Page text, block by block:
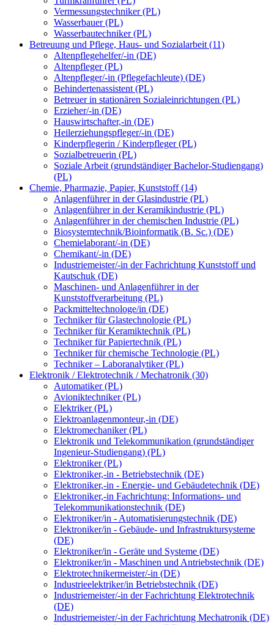
Vermessungstechniker (PL)
Wasserbauer (PL)
Wasserbautechniker (PL)
Betreuung und Pflege, Haus- und Sozialarbeit (11)
Altenpflegehelfer/-in (DE)
Altenpfleger (PL)
Altenpfleger/-in (Pflegefachleute) (DE)
Behindertenassistent (PL)
Betreuer in stationären Sozialeinrichtungen (PL)
Erzieher/-in (DE)
Hauswirtschafter,-in (DE)
Heilerziehungspfleger/-in (DE)
Kinderpflegerin / Kinderpfleger (PL)
Sozialbetreuerin (PL)
Soziale Arbeit (grundständiger Bachelor-Studiengang)
(PL)
Chemie, Pharmazie, Papier, Kunststoff (14)
Anlagenführer in der Glasindustrie (PL)
Anlagenführer in der Keramikindustrie (PL)
Anlagenführer in der chemischen Industrie (PL)
Biosystemtechnik/Bioinformatik (B. Sc.) (DE)
Chemielaborant/-in (DE)
Chemikant/-in (DE)
Industriemeister/-in der Fachrichtung Kunststoff und
Kautschuk (DE)
Maschinen- und Anlagenführer in der
Kunststoffverarbeitung (PL)
Packmitteltechnologe/in (DE)
Techniker für Glastechnologie (PL)
Techniker für Keramiktechnik (PL)
Techniker für Papiertechnik (PL)
Techniker für chemische Technologie (PL)
Techniker – Laboranalytiker (PL)
Elektronik / Elektrotechnik / Mechatronik (30)
Automatiker (PL)
Avioniktechniker (PL)
Elektriker (PL)
Elektroanlagenmonteur,-in (DE)
Elektromechaniker (PL)
Elektronik und Telekommunikation (grundständiger
Ingenieur-Studiengang) (PL)
Elektroniker (PL)
Elektroniker,-in - Betriebstechnik (DE)
Elektroniker,-in - Energie- und Gebäudetechnik (DE)
Elektroniker,-in Fachrichtung: Informations- und
Telekommunikationstechnik (DE)
Elektroniker/in - Automatisierungstechnik (DE)
Elektroniker/in - Gebäude- und Infrastruktursysteme
(DE)
Elektroniker/in - Geräte und Systeme (DE)
Elektroniker/in - Maschinen und Antriebstechnik (DE)
Elektrotechnikermeister/-in (DE)
Industrieelektriker/in Betriebstechnik (DE)
Industriemeister/-in der Fachrichtung Elektrotechnik
(DE)
Industriemeister/-in der Fachrichtung Mechatronik (DE)